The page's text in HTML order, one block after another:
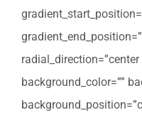
radial_direction=”center
background_color=””